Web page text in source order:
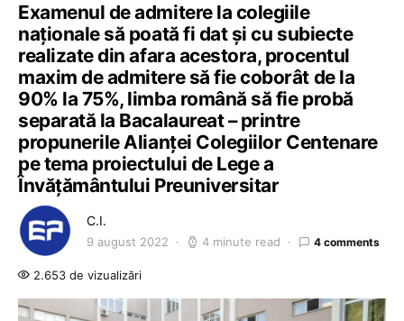
Examenul de admitere la colegiile
naționale să poată fi dat și cu subiecte
realizate din afara acestora, procentul
maxim de admitere să fie coborât de la
90% la 75%, limba română să fie probă
separată la Bacalaureat – printre
propunerile Alianței Colegiilor Centenare
pe tema proiectului de Lege a
Învățământului Preuniversitar
C.I.
9 august 2022 4 minute read 4 comments
2.653 de vizualizări